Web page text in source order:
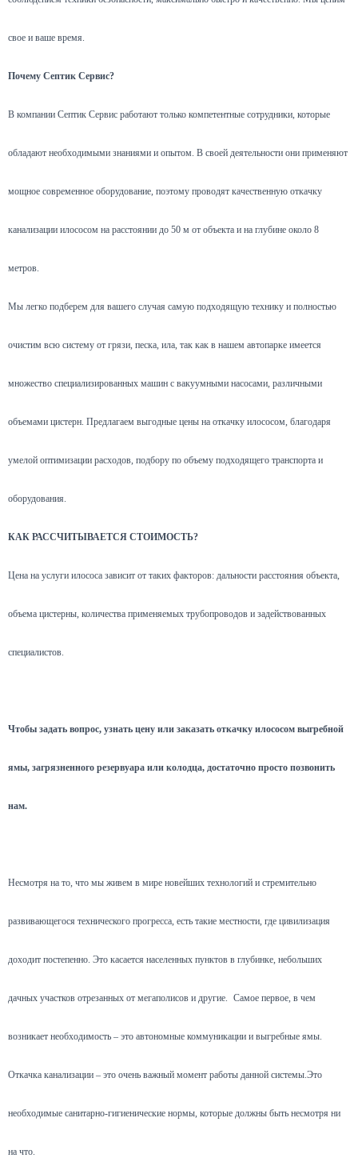
свое и ваше время.
Почему Септик Сервис?
В компании Септик Сервис работают только компетентные сотрудники, которые
обладают необходимыми знаниями и опытом. В своей деятельности они применяют
мощное современное оборудование, поэтому проводят качественную откачку
канализации илососом на расстоянии до 50 м от объекта и на глубине около 8
метров.
Мы легко подберем для вашего случая самую подходящую технику и полностью
очистим всю систему от грязи, песка, ила, так как в нашем автопарке имеется
множество специализированных машин с вакуумными насосами, различными
объемами цистерн. Предлагаем выгодные цены на откачку илососом, благодаря
умелой оптимизации расходов, подбору по объему подходящего транспорта и
оборудования.
КАК РАССЧИТЫВАЕТСЯ СТОИМОСТЬ?
Цена на услуги илососа зависит от таких факторов: дальности расстояния объекта,
объема цистерны, количества применяемых трубопроводов и задействованных
специалистов.
Чтобы задать вопрос, узнать цену или заказать откачку илососом выгребной
ямы, загрязненного резервуара или колодца, достаточно просто позвонить
нам.
Несмотря на то, что мы живем в мире новейших технологий и стремительно
развивающегося технического прогресса, есть такие местности, где цивилизация
доходит постепенно. Это касается населенных пунктов в глубинке, небольших
дачных участков отрезанных от мегаполисов и другие. Самое первое, в чем
возникает необходимость – это автономные коммуникации и выгребные ямы.
Откачка канализации – это очень важный момент работы данной системы.Это
необходимые санитарно-гигиенические нормы, которые должны быть несмотря ни
на что.